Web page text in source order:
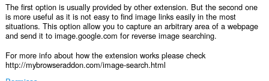
The first option is usually provided by other extension. But the second one
is more useful as it is not easy to find image links easily in the most
situations. This option allow you to capture an arbitrary area of a webpage
and send it to image.google.com for reverse image searching.
For more info about how the extension works please check
http://mybrowseraddon.com/image-search.html